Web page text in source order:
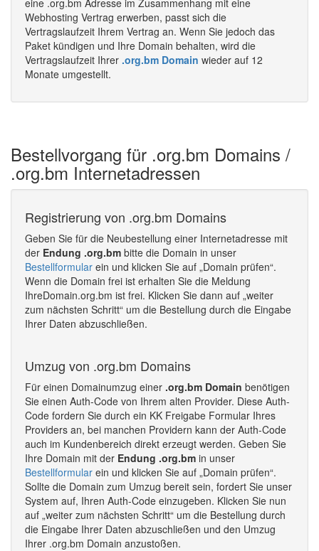
eine .org.bm Adresse im Zusammenhang mit eine
Webhosting Vertrag erwerben, passt sich die
Vertragslaufzeit Ihrem Vertrag an. Wenn Sie jedoch das
Paket kündigen und Ihre Domain behalten, wird die
Vertragslaufzeit Ihrer .org.bm Domain wieder auf 12
Monate umgestellt.
Bestellvorgang für .org.bm Domains /
.org.bm Internetadressen
Registrierung von .org.bm Domains
Geben Sie für die Neubestellung einer Internetadresse mit
der Endung .org.bm bitte die Domain in unser
Bestellformular ein und klicken Sie auf „Domain prüfen“.
Wenn die Domain frei ist erhalten Sie die Meldung
IhreDomain.org.bm ist frei. Klicken Sie dann auf „weiter
zum nächsten Schritt“ um die Bestellung durch die Eingabe
Ihrer Daten abzuschließen.
Umzug von .org.bm Domains
Für einen Domainumzug einer .org.bm Domain benötigen
Sie einen Auth-Code von Ihrem alten Provider. Diese Auth-
Code fordern Sie durch ein KK Freigabe Formular Ihres
Providers an, bei manchen Providern kann der Auth-Code
auch im Kundenbereich direkt erzeugt werden. Geben Sie
Ihre Domain mit der Endung .org.bm in unser
Bestellformular ein und klicken Sie auf „Domain prüfen“.
Sollte die Domain zum Umzug bereit sein, fordert Sie unser
System auf, Ihren Auth-Code einzugeben. Klicken Sie nun
auf „weiter zum nächsten Schritt“ um die Bestellung durch
die Eingabe Ihrer Daten abzuschließen und den Umzug
Ihrer .org.bm Domain anzustoßen.